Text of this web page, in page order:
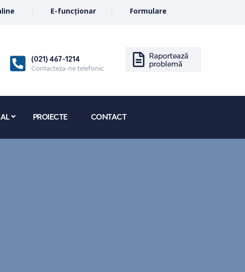
E-funcționar Formulare
(021) 467-1214
Contacteza-ne telefonic
Raportează
problemă
PROIECTE CONTACT